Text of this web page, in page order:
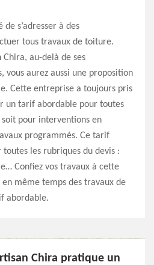
de s’adresser à des
tous travaux de toiture.
Chira, au-delà de ses
vous aurez aussi une proposition
Cette entreprise a toujours pris
un tarif abordable pour toutes
pour interventions en
programmés. Ce tarif
toutes les rubriques du devis :
Confiez vos travaux à cette
même temps des travaux de
abordable.
Chira pratique un